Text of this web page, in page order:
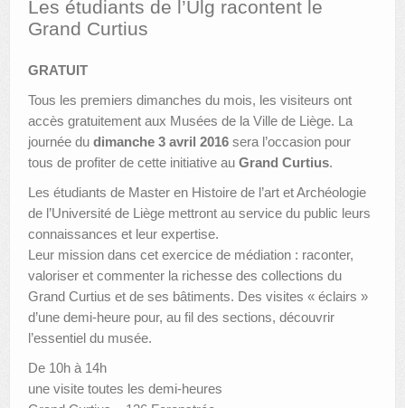
AUTRES LIEUX
ANIMATIONS DES MUSÉES
PUBLICATIONS
LES APPELS À PROJETS
Les étudiants de l’Ulg racontent le
Grand Curtius
GRATUIT
Tous les premiers dimanches du mois, les visiteurs ont
accès gratuitement aux Musées de la Ville de Liège. La
journée du dimanche 3 avril 2016 sera l’occasion pour
tous de profiter de cette initiative au Grand Curtius.
Les étudiants de Master en Histoire de l’art et Archéologie
de l’Université de Liège mettront au service du public leurs
connaissances et leur expertise.
Leur mission dans cet exercice de médiation : raconter,
valoriser et commenter la richesse des collections du
Grand Curtius et de ses bâtiments. Des visites « éclairs »
d’une demi-heure pour, au fil des sections, découvrir
l’essentiel du musée.
De 10h à 14h
une visite toutes les demi-heures